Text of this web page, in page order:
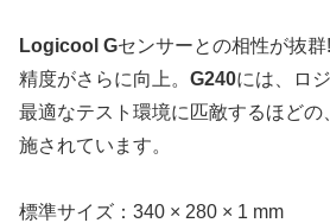
Logicool Gセンサーとの相性が抜
精度がさらに向上。 G240には、ロ
最適なテスト環境に匹敵するほど
施されています。
標準サイズ：340 × 280 × 1 mm